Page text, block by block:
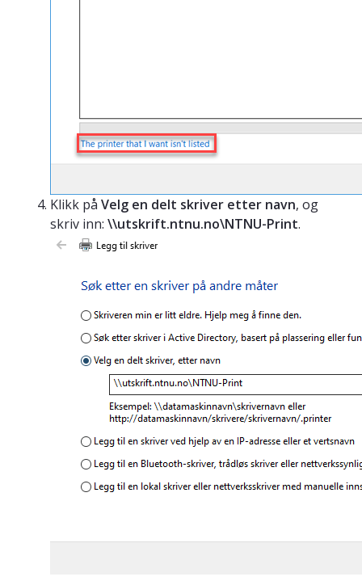
Klikk på Velg en delt skriver etter navn, og
skriv inn: \\utskrift.ntnu.no\NTNU-Print.